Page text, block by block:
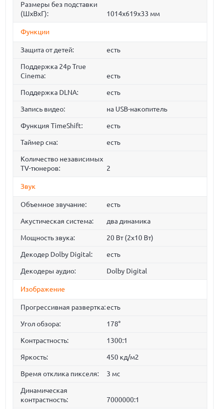
Размеры без подставки
(ШxВxГ):
1014x619x33 мм
Функции
Защита от детей: есть
Поддержка 24p True
Cinema:
есть
Поддержка DLNA: есть
Запись видео: на USB-накопитель
Функция TimeShift: есть
Таймер сна: есть
Количество независимых
TV-тюнеров:
2
Звук
Объемное звучание: есть
Акустическая система: два динамика
Мощность звука: 20 Вт (2х10 Вт)
Декодер Dolby Digital: есть
Декодеры аудио: Dolby Digital
Изображение
Прогрессивная развертка:есть
Угол обзора: 178°
Контрастность: 1300:1
Яркость: 450 кд/м2
Время отклика пикселя: 3 мс
Динамическая
контрастность:
7000000:1